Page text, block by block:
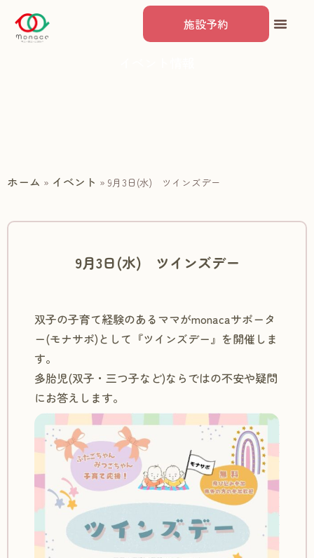
施設予約
ホーム » イベント » 9月3日(水) ツインズデー
9月3日(水) ツインズデー
双子の子育て経験のあるママがmonacaサポータ
ー(モナサポ)として『ツインズデー』を開催しま
す。
多胎児(双子・三つ子など)ならではの不安や疑問
にお答えします。